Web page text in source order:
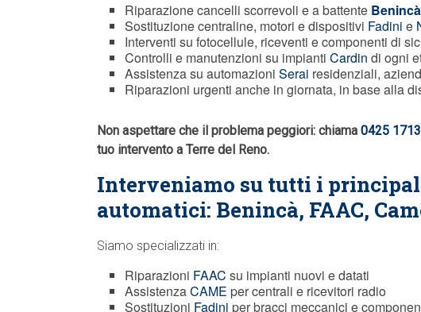
Riparazione cancelli scorrevoli e a battente Benincà
Sostituzione centraline, motori e dispositivi Fadini e
Interventi su fotocellule, riceventi e componenti di
Controlli e manutenzioni su impianti Cardin di ogni
Assistenza su automazioni Serai residenziali,
Riparazioni urgenti anche in giornata, in base alla
Non aspettare che il problema peggiori: chiama 0425
tuo intervento a Terre del Reno.
Interveniamo su tutti i
automatici: Benincà, FAAC,
Siamo specializzati in:
Riparazioni FAAC su impianti nuovi e datati
AssistenzaCAME per centrali e ricevitori radio
Sostituzioni Fadini per bracci meccanici e